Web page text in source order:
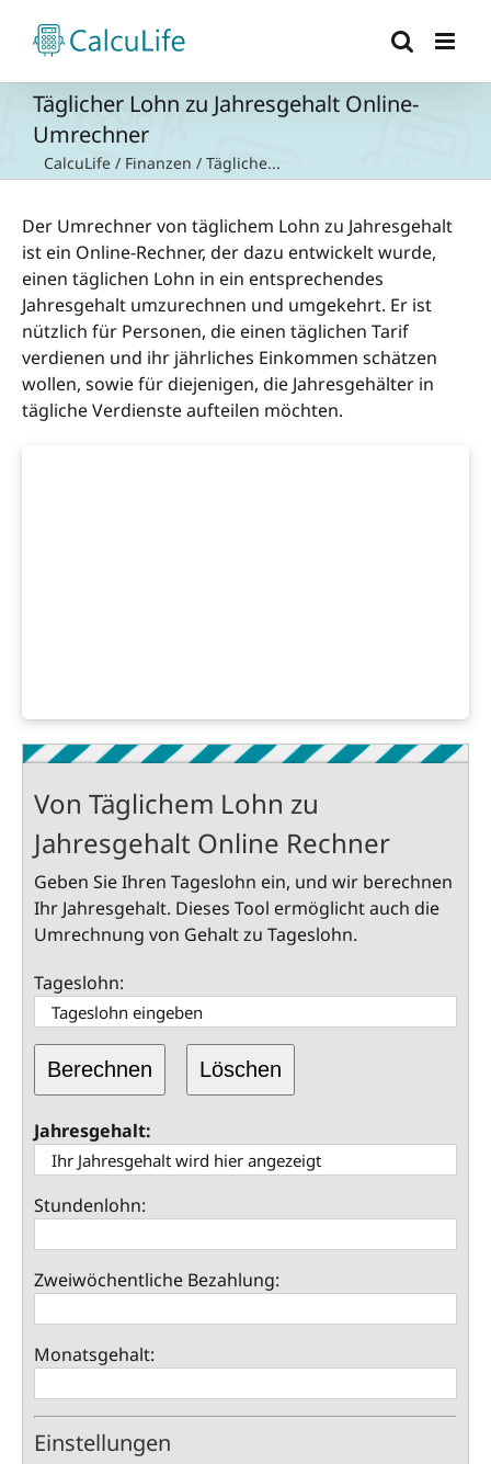
Inhalt
springen
Täglicher Lohn zu Jahresgehalt Online-
Umrechner
CalcuLife / Finanzen / Tägliche...
Der Umrechner von täglichem Lohn zu Jahresgehalt
ist ein Online-Rechner, der dazu entwickelt wurde,
einen täglichen Lohn in ein entsprechendes
Jahresgehalt umzurechnen und umgekehrt. Er ist
nützlich für Personen, die einen täglichen Tarif
verdienen und ihr jährliches Einkommen schätzen
wollen, sowie für diejenigen, die Jahresgehälter in
tägliche Verdienste aufteilen möchten.
Von Täglichem Lohn zu
Jahresgehalt Online Rechner
Geben Sie Ihren Tageslohn ein, und wir berechnen
Ihr Jahresgehalt. Dieses Tool ermöglicht auch die
Umrechnung von Gehalt zu Tageslohn.
Tageslohn:
Berechnen Löschen
Jahresgehalt:
Stundenlohn:
Zweiwöchentliche Bezahlung:
Monatsgehalt:
Einstellungen